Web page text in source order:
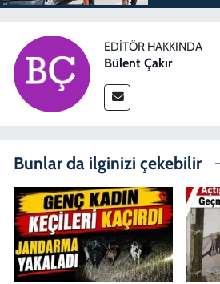
EDITÖR HAKKINDA
Bülent Çakır
Bunlar da ilginizi çekebilir